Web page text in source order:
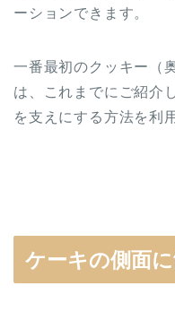
ーションできます。
一番最初のクッキー（
は、これまでにご紹介
を支えにする方法を利
ケーキの側面